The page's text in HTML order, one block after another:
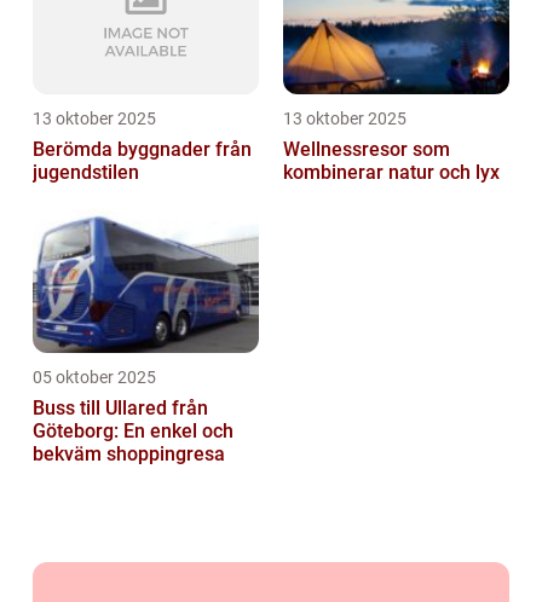
13 oktober 2025
Berömda byggnader från
jugendstilen
13 oktober 2025
Wellnessresor som
kombinerar natur och lyx
05 oktober 2025
Buss till Ullared från
Göteborg: En enkel och
bekväm shoppingresa